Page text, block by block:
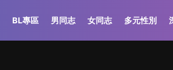
BL專區 男同志 女同志 多元性別